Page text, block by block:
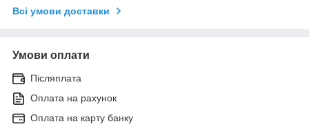
Всі умови доставки
Умови оплати
Післяплата
Оплата на рахунок
Оплата на карту банку